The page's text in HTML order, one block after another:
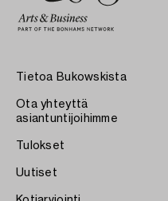
Tietoa Bukowskista
Ota yhteyttä
asiantuntijoihimme
Tulokset
Uutiset